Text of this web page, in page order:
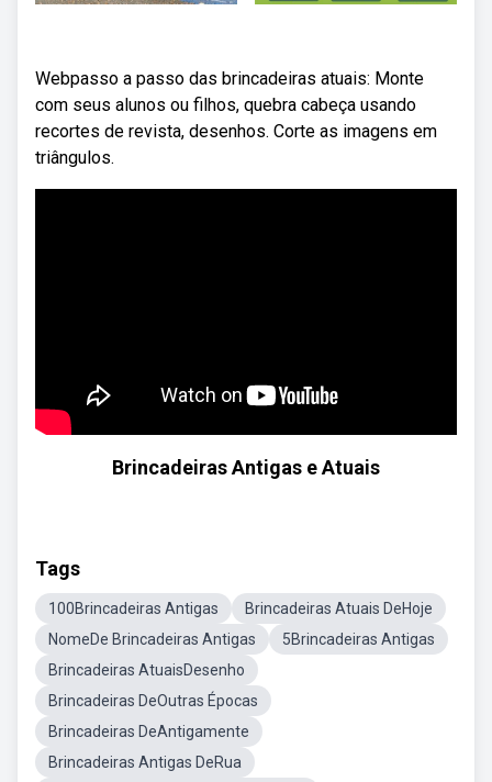
Webpasso a passo das brincadeiras atuais: Monte
com seus alunos ou filhos, quebra cabeça usando
recortes de revista, desenhos. Corte as imagens em
triângulos.
Brincadeiras Antigas e Atuais
Tags
100Brincadeiras Antigas
Brincadeiras Atuais DeHoje
NomeDe Brincadeiras Antigas
5Brincadeiras Antigas
Brincadeiras AtuaisDesenho
Brincadeiras DeOutras Épocas
Brincadeiras DeAntigamente
Brincadeiras Antigas DeRua